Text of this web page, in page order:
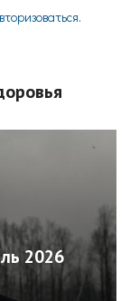
.
2026